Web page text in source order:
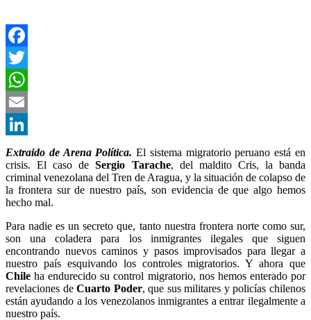
Facebook
Twitter
WhatsApp
Email
LinkedIn
Extraido de Arena Política.El sistema migratorio peruano está en
crisis. El caso deSergio Tarache, del maldito Cris, la banda
criminal venezolana del Tren de Aragua, y la situación de colapso de
la frontera sur de nuestro país, son evidencia de que algo hemos
hecho mal.
Para nadie es un secreto que, tanto nuestra frontera norte como sur,
son una coladera para los inmigrantes ilegales que siguen
encontrando nuevos caminos y pasos improvisados para llegar a
nuestro país esquivando los controles migratorios. Y ahora que
Chile ha endurecido su control migratorio, nos hemos enterado por
revelaciones deCuarto Poder, que sus militares y policías chilenos
están ayudando a los venezolanos inmigrantes a entrar ilegalmente a
nuestro país.